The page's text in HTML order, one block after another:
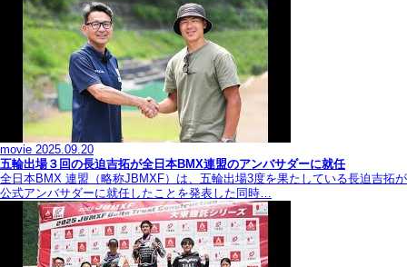
movie 2025.09.20
五輪出場３回の長迫吉拓が全日本BMX連盟のアンバサダーに就任
全日本BMX 連盟（略称JBMXF）は、五輪出場3度を果たしている長迫吉拓が
公式アンバサダーに就任したことを発表した同時…